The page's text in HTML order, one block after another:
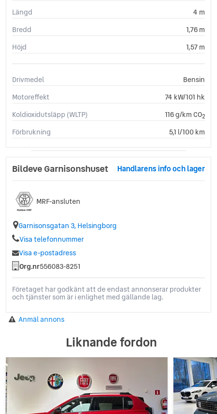
Längd
4 m
Bredd
1,76 m
Höjd
1,57 m
Drivmedel
Bensin
Motoreffekt
74 kW/101 hk
Koldioxidutsläpp (WLTP)
116 g/km CO2
Förbrukning 5,1 l/100 km
Bildeve Garnisonshuset Handlarens info och lager
MRF-ansluten
Garnisonsgatan 3, Helsingborg
Visa telefonnummer
Visa e-postadress
Org.nr556083-8251
Företaget har godkänt att de endast annonserar produkter
och tjänster som är i enlighet med gällande lag.
Anmäl annons
Liknande fordon